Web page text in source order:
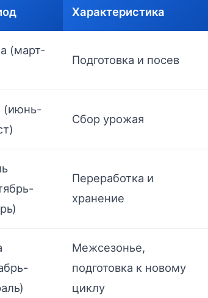
Характеристика
(март-
Подготовка и посев
(июнь-
Сбор урожая
Переработка и
хранение
Межсезонье,
подготовка к новому
циклу